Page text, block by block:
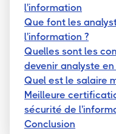
l'information
Que font les
l'information ?
Quelles sont les
devenir analyste
Quel est le salaire
Meilleure
sécurité de
Conclusion